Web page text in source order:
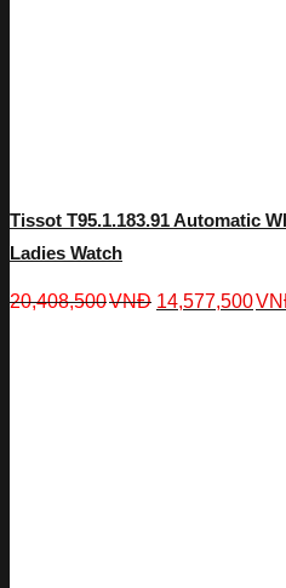
Tissot T95.1.183.91 Automatic
Ladies Watch
20,408,500VNĐ 14,577,500